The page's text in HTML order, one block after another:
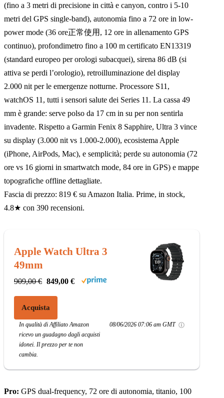
(fino a 3 metri di precisione in città e canyon, contro i 5-10
metri del GPS single-band), autonomia fino a 72 ore in low-
power mode (36 ore正常使用, 12 ore in allenamento GPS
continuo), profondimetro fino a 100 m certificato EN13319
(standard europeo per orologi subacquei), sirena 86 dB (si
attiva se perdi l’orologio), retroilluminazione del display
2.000 nit per le emergenze notturne. Processore S11,
watchOS 11, tutti i sensori salute dei Series 11. La cassa 49
mm è grande: serve polso da 17 cm in su per non sentirla
invadente. Rispetto a Garmin Fenix 8 Sapphire, Ultra 3 vince
su display (3.000 nit vs 1.000-2.000), ecosistema Apple
(iPhone, AirPods, Mac), e semplicità; perde su autonomia (72
ore vs 16 giorni in smartwatch mode, 84 ore in GPS) e mappe
topografiche offline dettagliate.
Fascia di prezzo: 819 € su Amazon Italia. Prime, in stock,
4.8★ con 390 recensioni.
Apple Watch Ultra 3
49mm
909,00 € 849,00 €
Acquista
In qualità di Affiliato Amazon
ricevo un guadagno dagli acquisti
idonei. Il prezzo per te non
cambia.
08/06/2026 07:06 am GMT
Pro: GPS dual-frequency, 72 ore di autonomia, titanio, 100